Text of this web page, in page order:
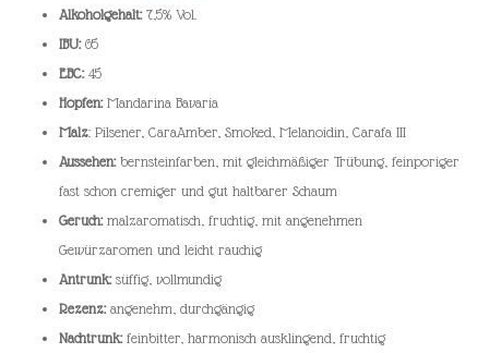
Alkoholgehalt:7,5% Vol.
IBU:65
EBC:45
Hopfen:Mandarina Bavaria
Malz: Pilsener, CaraAmber, Smoked, Melanoidin, Carafa III
Aussehen:bernsteinfarben, mit gleichmäßiger Trübung, feinporiger
fast schon cremiger und gut haltbarer Schaum
Geruch:malzaromatisch, fruchtig, mit angenehmen
Gewürzaromen und leicht rauchig
Antrunk:süffig, vollmundig
Rezenz:angenehm, durchgängig
Nachtrunk:feinbitter, harmonisch ausklingend, fruchtig